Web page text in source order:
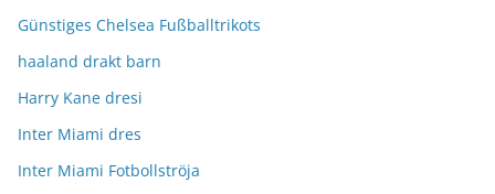
Günstiges Chelsea Fußballtrikots
haaland drakt barn
Harry Kane dresi
Inter Miami dres
Inter Miami Fotbollströja